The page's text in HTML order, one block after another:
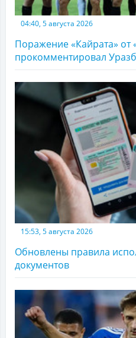
04:40, 5 августа 2026
Поражение «Кайрата» от
прокомментировал
15:53, 5 августа 2026
Обновлены правила
документов